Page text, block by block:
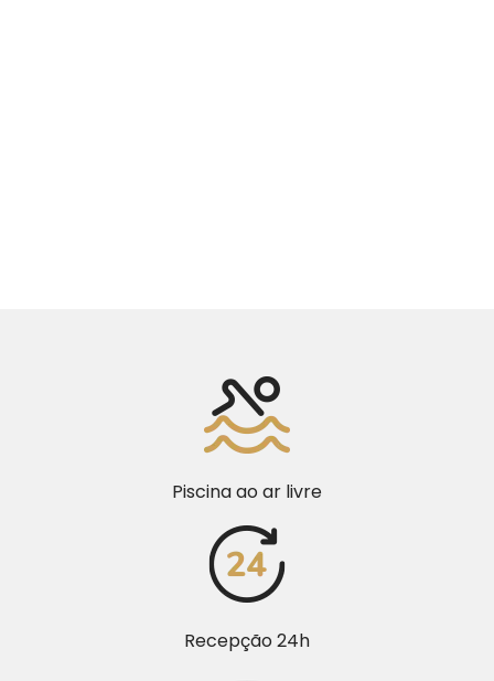
Piscina ao ar livre
Recepção 24h